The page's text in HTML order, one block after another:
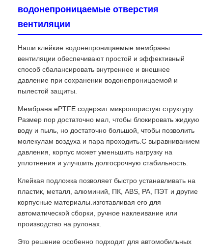
водонепроницаемые отверстия
вентиляции
Наши клейкие водонепроницаемые мембраны
вентиляции обеспечивают простой и эффективный
способ сбалансировать внутреннее и внешнее
давление при сохранении водонепроницаемой и
пылестой защиты.
Мембрана ePTFE содержит микропористую структуру.
Размер пор достаточно мал, чтобы блокировать жидкую
воду и пыль, но достаточно большой, чтобы позволить
молекулам воздуха и пара проходить.С выравниванием
давления, корпус может уменьшить нагрузку на
уплотнения и улучшить долгосрочную стабильность.
Клейкая подложка позволяет быстро устанавливать на
пластик, металл, алюминий, ПК, ABS, PA, ПЭТ и другие
корпусные материалы.изготавливая его для
автоматической сборки, ручное наклеивание или
производство на рулонах.
Это решение особенно подходит для автомобильных